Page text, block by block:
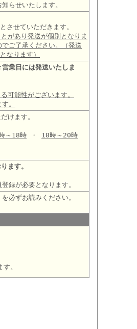
らせいたします。
させていただきます。
があり発送が個別となりま
ご了承ください。（発送
なります）
業日には発送いたしま
可能性がございます。
。
けます。
～18時 ・ 18時～20時
ます。
録が必要となります。
を必ずお読みください。
。